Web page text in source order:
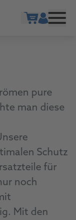
pure
man diese
Schutz
für
noch
Mit den